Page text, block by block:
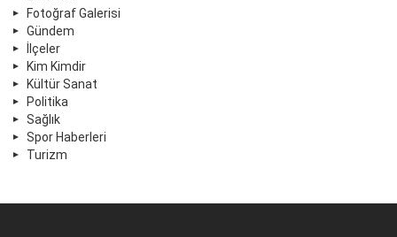
Fotoğraf Galerisi
Gündem
İlçeler
Kim Kimdir
Kültür Sanat
Politika
Sağlık
Spor Haberleri
Turizm